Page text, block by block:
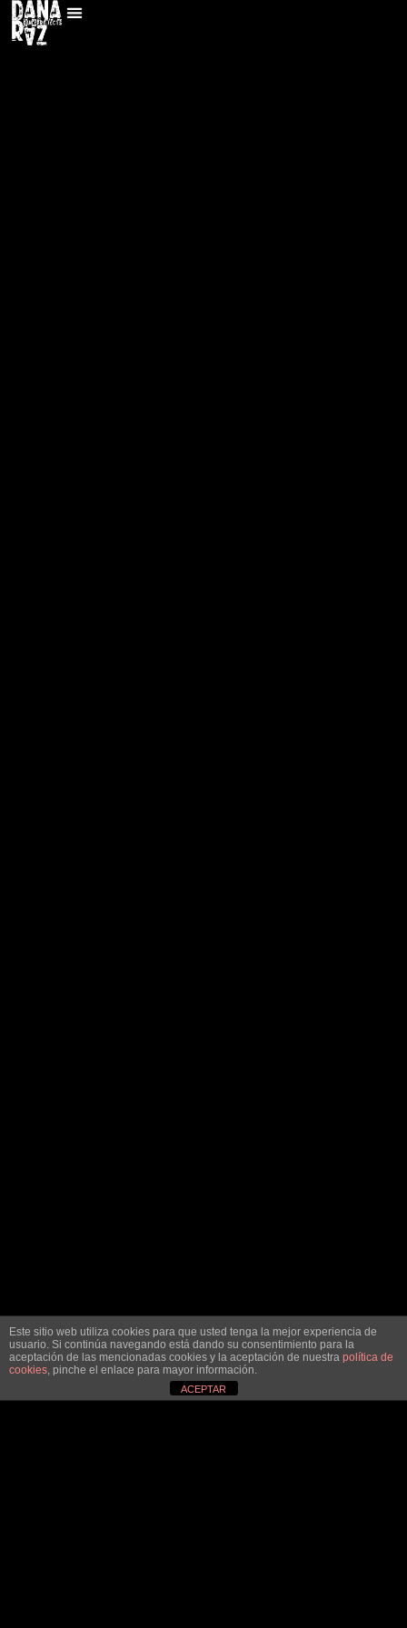
Este sitio web utiliza cookies para que usted tenga la mejor experiencia de
usuario. Si continúa navegando está dando su consentimiento para la
aceptación de las mencionadas cookies y la aceptación de nuestra política de
cookies, pinche el enlace para mayor información.
ACEPTAR